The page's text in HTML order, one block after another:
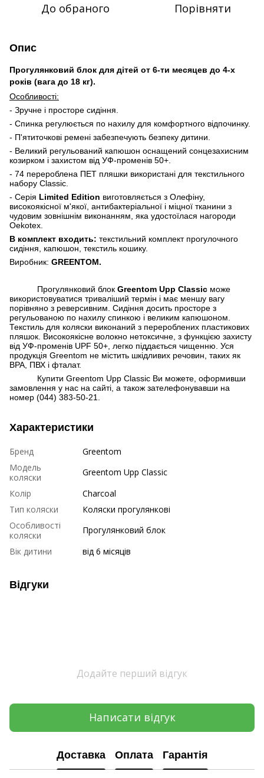
До обраного Порівняти
Опис
Прогулянковий блок для дітей от 6-ти месяцев до 4-х
років (вага до 18 кг).
Особливості:
- Зручне і просторе сидіння.
- Спинка регулюється по нахилу для комфортного відпочинку.
- П'ятиточкові ремені забезпечують безпеку дитини.
- Великий регульований капюшон оснащений сонцезахисним
козирком і захистом від УФ-променів 50+.
- 74 перероблена ПЕТ пляшки використані для текстильного
набору Classic.
- Серія Limited Edition виготовляється з Олефіну,
високоякісної м'якої, антибактеріальної і міцної тканини з
чудовим зовнішнім виконанням, яка удостоїлася нагороди
Oekotex.
В комплект входить: текстильний комплект прогулочного
сидіння, капюшон, текстиль кошику.
Виробник: GREENTOM.
Прогулянковий блокGreentom Upp Classic може
використовуватися триваліший термін і має меншу вагу
порівняно з реверсивним. Сидіння досить просторе з
регульованою по нахилу спинкою і великим капюшоном.
Текстиль для коляски виконаний з перероблених пластикових
пляшок. Високоякісне волокно нетоксичне, з функцією захисту
від УФ-променів UPF 50+, легко піддається чищенню. Уся
продукція Greentom не містить шкідливих речовин, таких як
BPA, ПВХ і фталат.
Купити Greentom Upp Classic Ви можете, оформивши
замовлення у нас на сайті, а також зателефонувавши на
номер (044) 383-50-21.
Характеристики
Бренд
Greentom
Модель
коляски
Greentom Upp Classic
Колір
Charcoal
Тип коляски
Коляски прогулянкові
Особливості
коляски
Прогулянковий блок
Вік дитини
від 6 місяців
Відгуки
Додайте перший відгук
Написати відгук
Доставка Оплата Гарантія